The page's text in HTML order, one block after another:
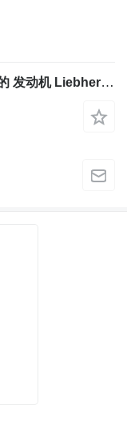
全地面起重机 Liebherr LTM 1100-4.1 的 发动机 Liebherr D924 TI-E A4